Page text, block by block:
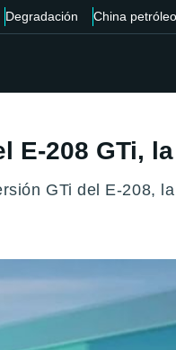
Degradación China petróleo
E-208 GTi,
GTi del E-208,